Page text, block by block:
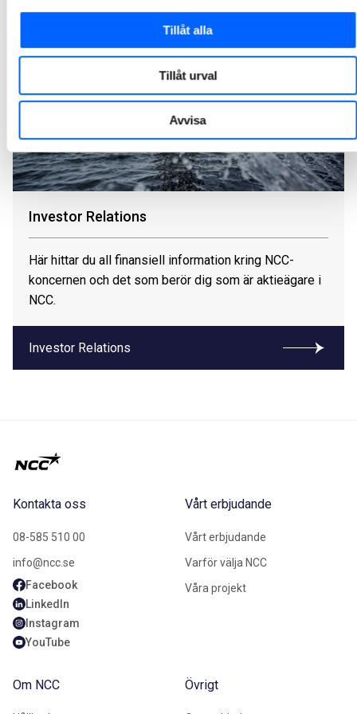
Tillåt alla
Tillåt urval
Avvisa
Investor Relations
Här hittar du all finansiell information kring NCC-
koncernen och det som berör dig som är aktieägare i
NCC.
Investor Relations
Kontakta oss
08-585 510 00
info@ncc.se
Facebook
LinkedIn
Instagram
YouTube
Vårt erbjudande
Vårt erbjudande
Varför välja NCC
Våra projekt
Om NCC Övrigt